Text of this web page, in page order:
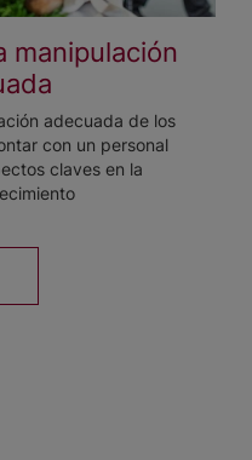
manipulación
adecuada de los
con un personal
claves en la